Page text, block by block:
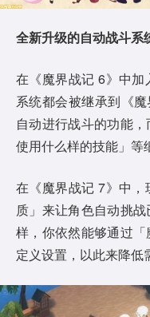
全新升级的自动战斗系
在《魔界战记 6》中加
系统都会被继承到《
自动进行战斗的功能
使用什么样的技能」等
在《魔界战记 7》中
质」来让角色自动挑
样，你依然能够通过
定义设置，以此来降低